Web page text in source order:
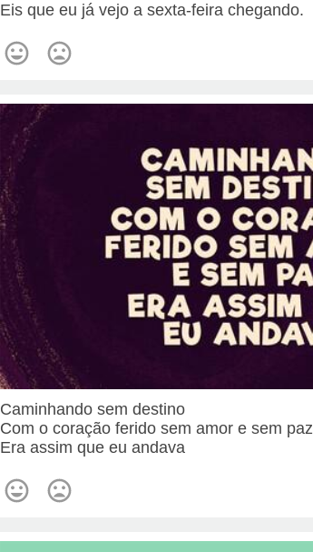
Eis que eu já vejo a sexta-feira chegando.
Caminhando sem destino
Com o coração ferido sem amor e sem paz
Era assim que eu andava